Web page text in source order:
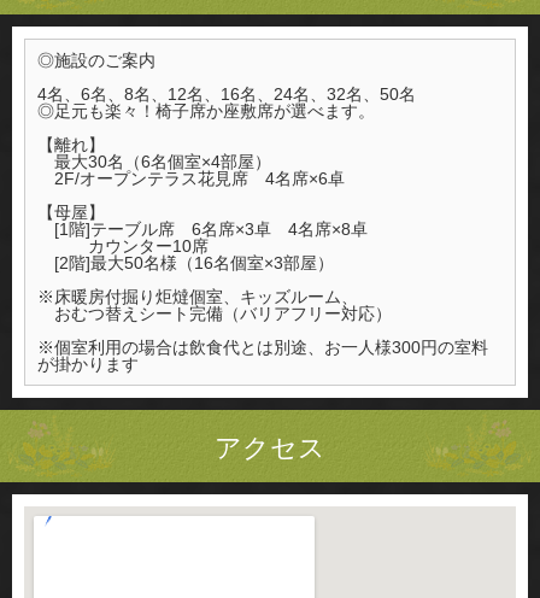
◎施設のご案内
4名、6名、8名、12名、16名、24名、32名、50名
◎足元も楽々！椅子席か座敷席が選べます。
【離れ】
最大30名（6名個室×4部屋）
2F/オープンテラス花見席 4名席×6卓
【母屋】
[1階]テーブル席 6名席×3卓 4名席×8卓
カウンター10席
[2階]最大50名様（16名個室×3部屋）
※床暖房付掘り炬燵個室、キッズルーム、
おむつ替えシート完備（バリアフリー対応）
※個室利用の場合は飲食代とは別途、お一人様300円の室料
が掛かります
アクセス